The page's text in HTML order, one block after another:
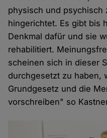
physisch und psychisch
hingerichtet. Es gibt bis
Denkmal dafür und sie
rehabilitiert.
scheinen sich in dieser
durchgesetzt zu haben,
Grundgesetz und die
vorschreiben" so